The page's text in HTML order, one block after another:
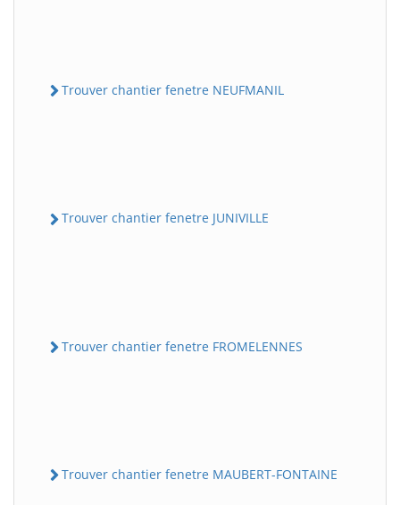
Trouver chantier fenetre NEUFMANIL
Trouver chantier fenetre JUNIVILLE
Trouver chantier fenetre FROMELENNES
Trouver chantier fenetre MAUBERT-FONTAINE